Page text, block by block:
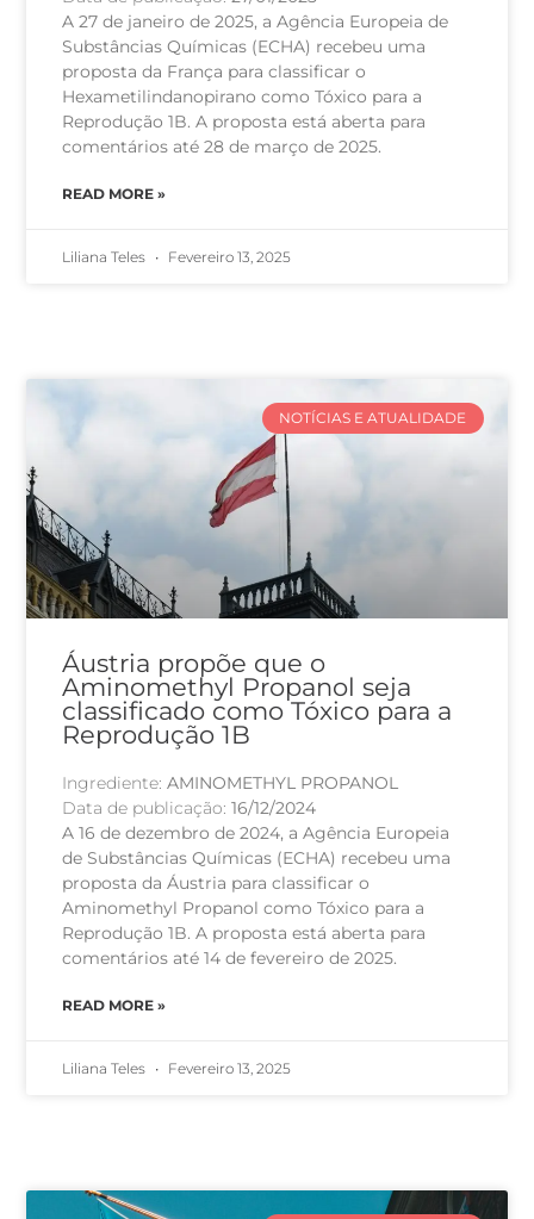
A 27 de janeiro de 2025, a Agência Europeia de
Substâncias Químicas (ECHA) recebeu uma
proposta da França para classificar o
Hexametilindanopirano como Tóxico para a
Reprodução 1B. A proposta está aberta para
comentários até 28 de março de 2025.
READ MORE »
Liliana Teles Fevereiro 13, 2025
NOTÍCIAS E ATUALIDADE
Áustria propõe que o
Aminomethyl Propanol seja
classificado como Tóxico para a
Reprodução 1B
Ingrediente:AMINOMETHYL PROPANOL
Data de publicação:16/12/2024
A 16 de dezembro de 2024, a Agência Europeia
de Substâncias Químicas (ECHA) recebeu uma
proposta da Áustria para classificar o
Aminomethyl Propanol como Tóxico para a
Reprodução 1B. A proposta está aberta para
comentários até 14 de fevereiro de 2025.
READ MORE »
Liliana Teles Fevereiro 13, 2025